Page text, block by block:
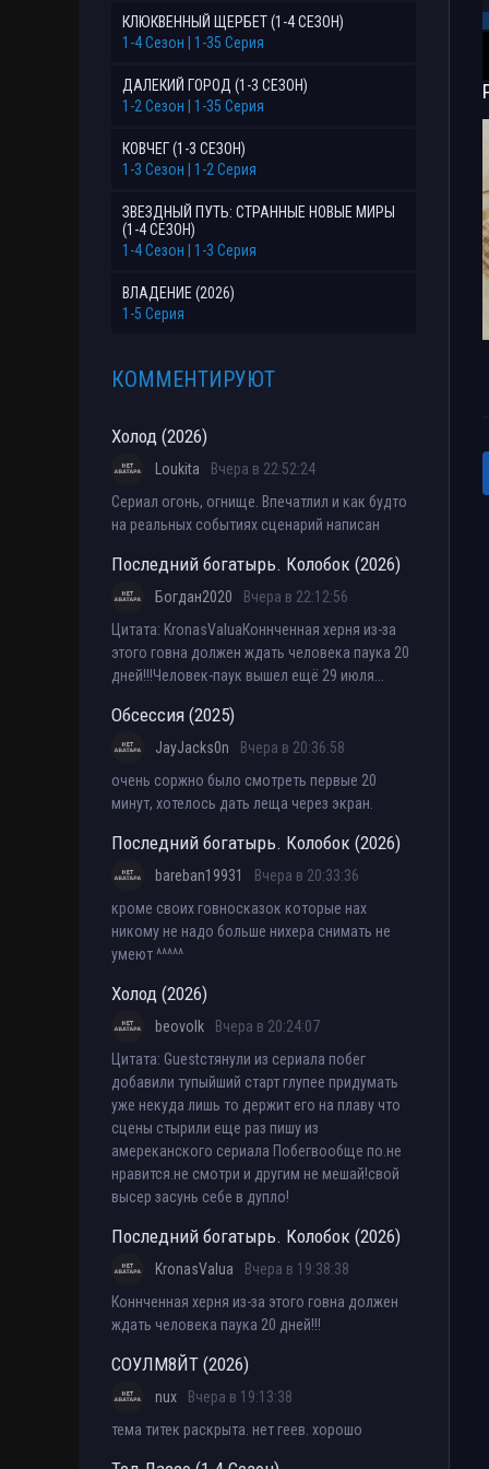
КЛЮКВЕННЫЙ ЩЕРБЕТ (1-4 СЕЗОН)
1-4 Сезон | 1-35 Серия
ДАЛЕКИЙ ГОРОД (1-3 СЕЗОН)
1-2 Сезон | 1-35 Серия
КОВЧЕГ (1-3 СЕЗОН)
1-3 Сезон | 1-2 Серия
ЗВЕЗДНЫЙ ПУТЬ: СТРАННЫЕ НОВЫЕ МИРЫ
(1-4 СЕЗОН)
1-4 Сезон | 1-3 Серия
ВЛАДЕНИЕ (2026)
1-5 Серия
КОММЕНТИРУЮТ
Холод (2026)
Loukita
Вчера в 22:52:24
Сериал огонь, огнище. Впечатлил и как будто
на реальных событиях сценарий написан
Последний богатырь. Колобок (2026)
Богдан2020
Вчера в 22:12:56
Цитата: KronasValuaКоннченная херня из-за
этого говна должен ждать человека паука 20
дней!!!Человек-паук вышел ещё 29 июля...
Обсессия (2025)
JayJacks0n
Вчера в 20:36:58
очень соржно было смотреть первые 20
минут, хотелось дать леща через экран.
Последний богатырь. Колобок (2026)
bareban19931
Вчера в 20:33:36
кроме своих говносказок которые нах
никому не надо больше нихера снимать не
умеют ^^^^^
Холод (2026)
beovolk
Вчера в 20:24:07
Цитата: Guestстянули из сериала побег
добавили тупыйший старт глупее придумать
уже некуда лишь то держит его на плаву что
сцены стырили еще раз пишу из
амереканского сериала Побегвообще по.не
нравится.не смотри и другим не мешай!свой
высер засунь себе в дупло!
Последний богатырь. Колобок (2026)
KronasValua
Вчера в 19:38:38
Коннченная херня из-за этого говна должен
ждать человека паука 20 дней!!!
СОУЛМ8ЙТ (2026)
nux
Вчера в 19:13:38
тема титек раскрыта. нет геев. хорошо